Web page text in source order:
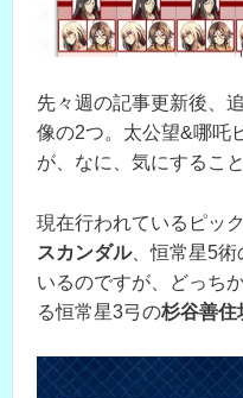
先々週の記事更新後、
像の2つ。太公望&哪吒
が、なに、気にすること
現在行われているピッ
スカンダル、恒常星5術
いるのですが、どっち
る恒常星3弓の杉谷善住